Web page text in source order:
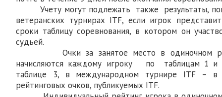
Учету могут подлежать также результаты,
ветеранских турнирах ITF, если игрок
сроки таблицу соревнования, в котором он
судьей.
Очки за занятое место в одиночном
начисляются каждому игроку по таблицам 1 и
таблице 3, в международном турнире ITF – в
рейтинговых очков, публикуемых ITF.